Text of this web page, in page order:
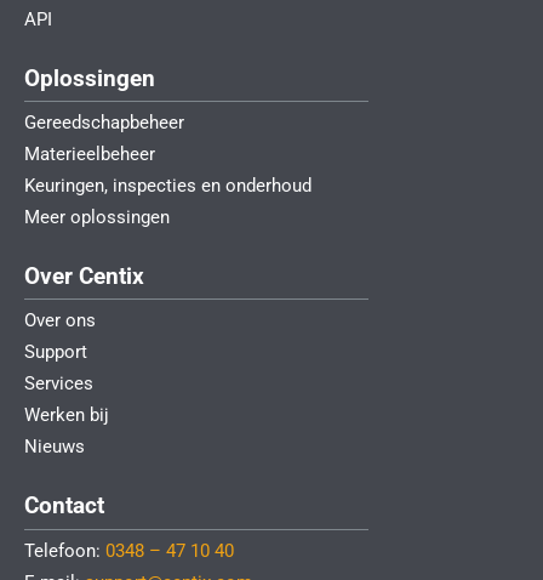
API
Oplossingen
Gereedschapbeheer
Materieelbeheer
Keuringen, inspecties en onderhoud
Meer oplossingen
Over Centix
Over ons
Support
Services
Werken bij
Nieuws
Contact
Telefoon: 0348 – 47 10 40